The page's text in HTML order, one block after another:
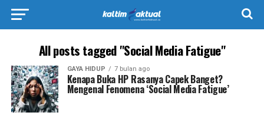
All posts tagged "Social Media Fatigue"
GAYA HIDUP 7 bulan ago
Kenapa Buka HP Rasanya Capek Banget?
Mengenal Fenomena ‘Social Media Fatigue’